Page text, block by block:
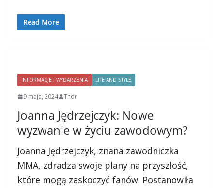
Read More
INFORMACJE I WYDARZENIA LIFE AND STYLE
9 maja, 2024 Thor
Joanna Jędrzejczyk: Nowe
wyzwanie w życiu zawodowym?
Joanna Jędrzejczyk, znana zawodniczka
MMA, zdradza swoje plany na przyszłość,
które mogą zaskoczyć fanów. Postanowiła